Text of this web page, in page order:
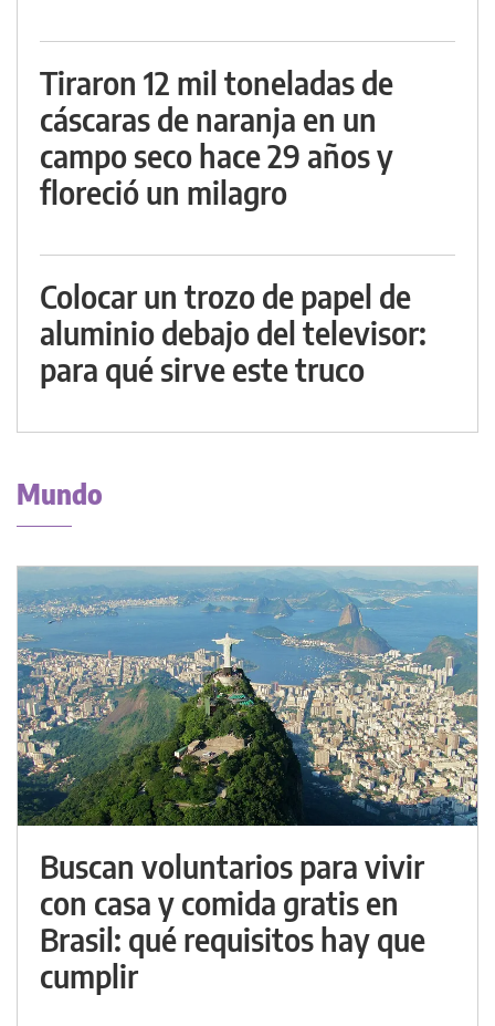
Tiraron 12 mil toneladas de
cáscaras de naranja en un
campo seco hace 29 años y
floreció un milagro
Colocar un trozo de papel de
aluminio debajo del televisor:
para qué sirve este truco
Mundo
Buscan voluntarios para vivir
con casa y comida gratis en
Brasil: qué requisitos hay que
cumplir